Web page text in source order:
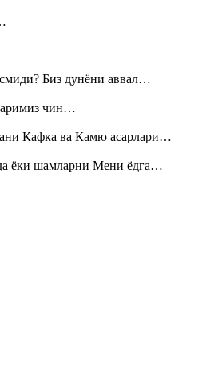
Биз дунёни аввал…
чин…
Кафка ва Камю асарлари…
ёки шамларни Мени ёдга…